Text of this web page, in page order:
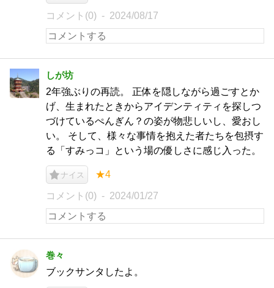
コメント(0) 2024/08/17
しが坊
2年強ぶりの再読。 正体を隠しながら過ごすとか
げ、生まれたときからアイデンティティを探しつ
づけているぺんぎん？の姿が物悲しいし、愛おし
い。 そして、様々な事情を抱えた者たちを包摂す
る「すみっコ」という場の優しさに感じ入った。
ナイス ★4
コメント(0) 2024/01/27
巻々
ブックサンタしたよ。